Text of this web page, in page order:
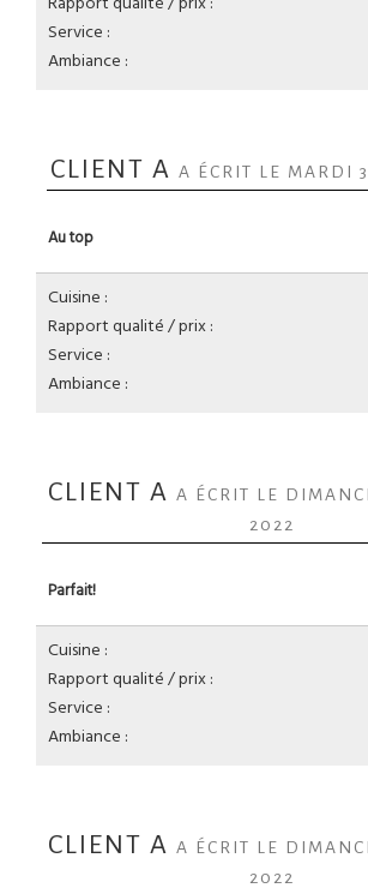
Service :
Ambiance :
CLIENT A A ÉCRIT LE MARDI
Au top
Cuisine :
Rapport qualité / prix :
Service :
Ambiance :
CLIENT A A ÉCRIT LE
2022
Parfait!
Cuisine :
Rapport qualité / prix :
Service :
Ambiance :
CLIENT A A ÉCRIT LE
2022